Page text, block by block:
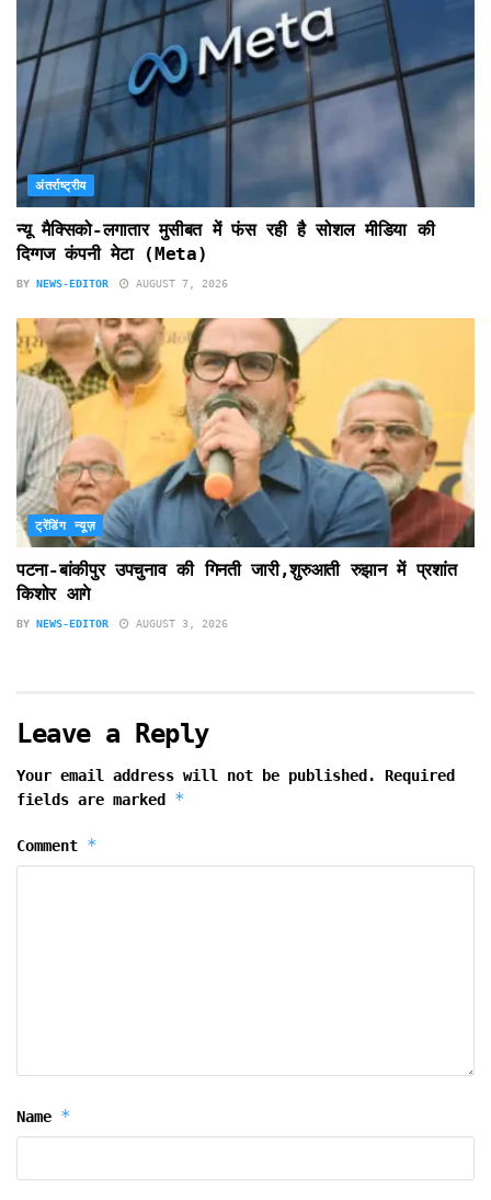
अंतर्राष्ट्रीय
न्यू मैक्सिको-लगातार मुसीबत में फंस रही है सोशल मीडिया की
दिग्गज कंपनी मेटा (Meta)
BY NEWS-EDITOR AUGUST 7, 2026
ट्रेंडिंग न्यूज़
पटना-बांकीपुर उपचुनाव की गिनती जारी,शुरुआती रुझान में प्रशांत
किशोर आगे
BY NEWS-EDITOR AUGUST 3, 2026
Leave a Reply
Your email address will not be published.
Required
fields are marked *
Comment *
Name *